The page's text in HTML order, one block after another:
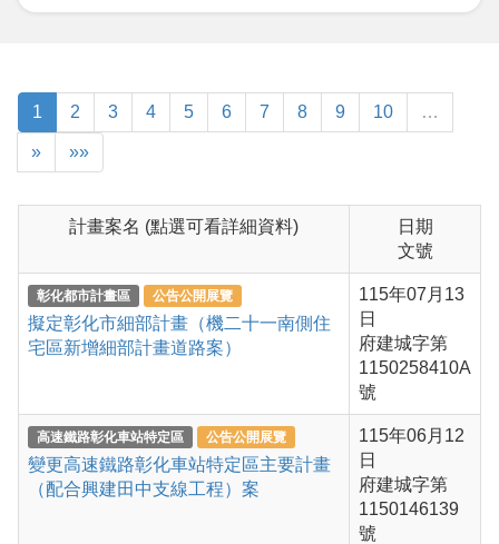
1 2 3 4 5 6 7 8 9 10 …
» »»
計畫案名 (點選可看詳細資料)
日期
文號
彰化都市計畫區 公告公開展覽
擬定彰化市細部計畫（機二十一南側住
宅區新增細部計畫道路案）
115年07月13
日
府建城字第
1150258410A
號
高速鐵路彰化車站特定區 公告公開展覽
變更高速鐵路彰化車站特定區主要計畫
（配合興建田中支線工程）案
115年06月12
日
府建城字第
1150146139
號